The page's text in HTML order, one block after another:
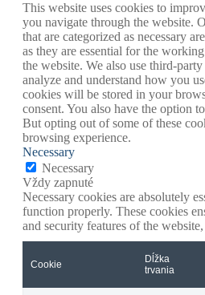
This website uses cookies to
you navigate through the website.
that are categorized as necessary
as they are essential for the
the website. We also use third-
analyze and understand how you
cookies will be stored in your
consent. You also have the option
But opting out of some of these
browsing experience.
Necessary
Necessary
Vždy zapnuté
Necessary cookies are absolutely
function properly. These cookies
and security features of the
Cookie
Dĺžka
trvania